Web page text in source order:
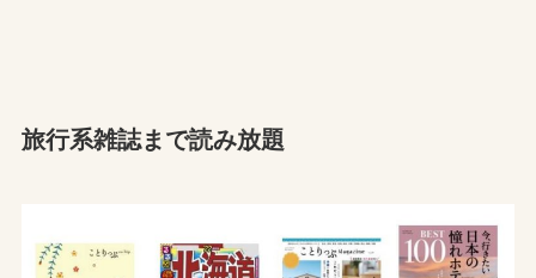
旅行系雑誌まで読み放題